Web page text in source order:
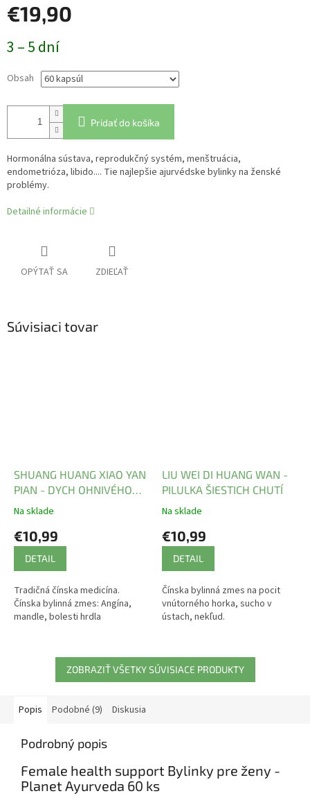
€19,90
cena:
3 – 5 dní
Obsah
Pridať do košíka
Hormonálna sústava, reprodukčný systém, menštruácia,
endometrióza, libido.... Tie najlepšie ajurvédske bylinky na ženské
problémy.
Detailné informácie
OPÝTAŤ SA ZDIEĽAŤ
Súvisiaci tovar
SHUANG HUANG XIAO YAN
PIAN - DYCH OHNIVÉHO
DRAKA
Na sklade
€10,99
DETAIL
Tradičná čínska medicína.
Čínska bylinná zmes: Angína,
mandle, bolesti hrdla
LIU WEI DI HUANG WAN -
PILULKA ŠIESTICH CHUTÍ
Na sklade
€10,99
DETAIL
Čínska bylinná zmes na pocit
vnútorného horka, sucho v
ústach, nekľud.
ZOBRAZIŤ VŠETKY SÚVISIACE PRODUKTY
Popis Podobné (9) Diskusia
Podrobný popis
Female health support Bylinky pre ženy -
Planet Ayurveda 60 ks